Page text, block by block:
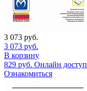
3 073 руб.
3 073 руб.
В корзину
829 руб. Онлайн доступ
Ознакомиться